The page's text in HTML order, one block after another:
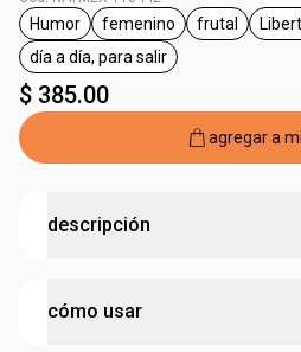
etiqueta Humor
Humor
etiqueta femenino
femenino
etiqueta
frutal
etiqueta día a día, para salir
día a día, para salir
$ 385.00
agregar a
descripción
• fragancia que celebra la audacia
cómo usar